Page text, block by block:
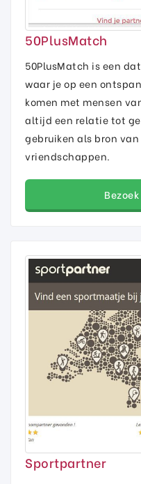
50PlusMatch
50PlusMatch is een
waar je op een
komen met mensen
altijd een relatie tot
gebruiken als bron
vriendschappen.
Sportpartner